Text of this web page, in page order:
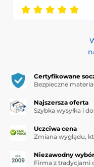
Certyfikowane
Bezpieczne
Najszersza oferta
Szybka wysyłka i
Uczciwa cena
Zmiana wyglądu,
Niezawodny wybór
Firma z tradycjami